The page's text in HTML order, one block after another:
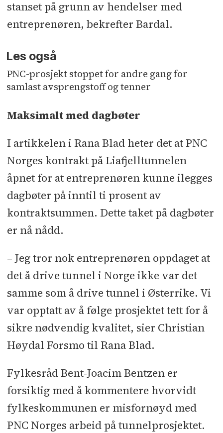
stanset på grunn av hendelser med
entreprenøren, bekrefter Bardal.
Les også
PNC-prosjekt stoppet for andre gang for
samlast avsprengstoff og tenner
Maksimalt med dagbøter
I artikkelen i Rana Blad heter det at PNC
Norges kontrakt på Liafjelltunnelen
åpnet for at entreprenøren kunne ilegges
dagbøter på inntil ti prosent av
kontraktsummen. Dette taket på dagbøter
er nå nådd.
– Jeg tror nok entreprenøren oppdaget at
det å drive tunnel i Norge ikke var det
samme som å drive tunnel i Østerrike. Vi
var opptatt av å følge prosjektet tett for å
sikre nødvendig kvalitet, sier Christian
Høydal Forsmo til Rana Blad.
Fylkesråd Bent-Joacim Bentzen er
forsiktig med å kommentere hvorvidt
fylkeskommunen er misfornøyd med
PNC Norges arbeid på tunnelprosjektet.